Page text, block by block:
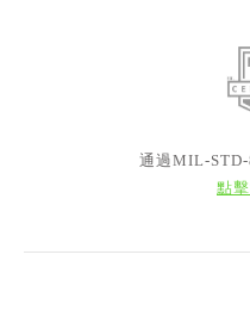
通過MIL-
點